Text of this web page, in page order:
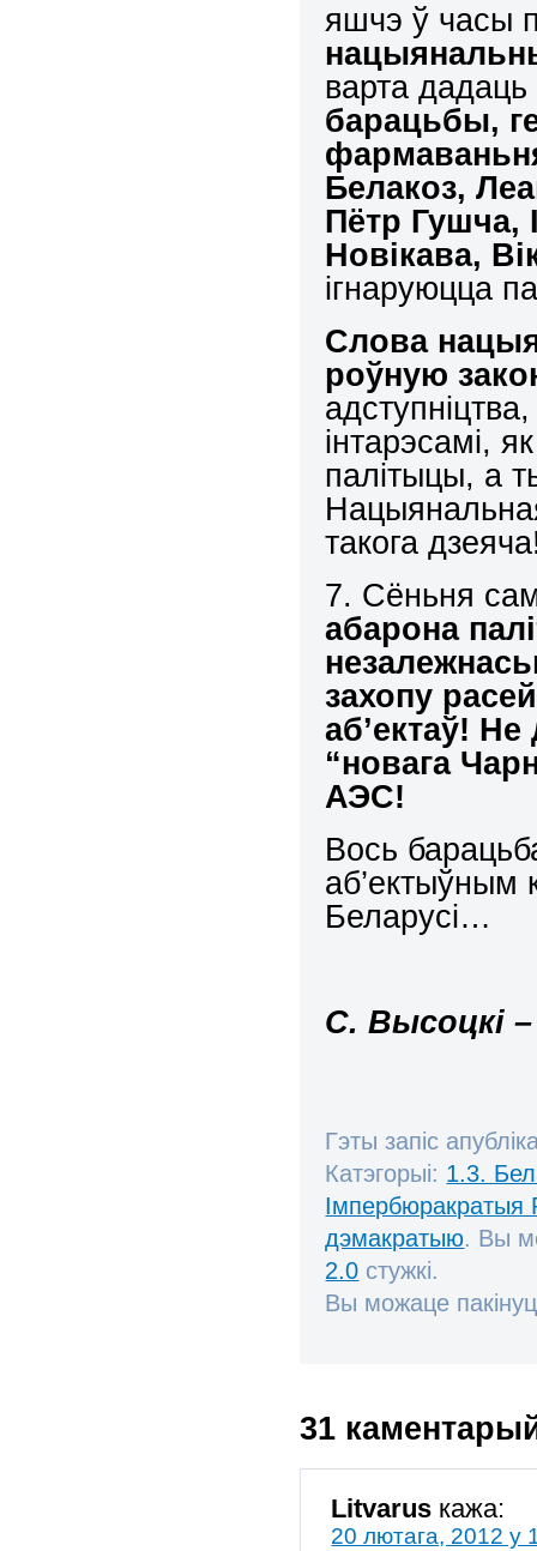
яшчэ ў часы
варта дадаць
барацьбы,
Белакоз,
Пётр Гушча,
Новікава,
ігнаруюцца
Слова
роўную
інтарэсамі,
палітыцы, а
такога
7. Сёньня
абарона
захопу
аб’ектаў!
“новага
АЭС!
Вось
аб’ектыўным
Беларусі…
С. Высоцкі
Гэты запіс
Катэгорыі: 1.3.
Імпербюракратыя
дэмакратыю. Вы
2.0 стужкі.
Вы можаце
31
Litvarus кажа:
20 лютага, 2012 у